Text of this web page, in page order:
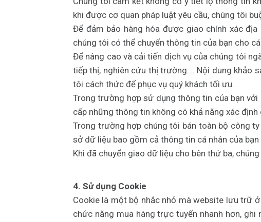
khi được cơ quan pháp luật yêu cầu, chúng tôi
Để đảm bảo hàng hóa được giao chính xác
chúng tôi có thể chuyển thông tin của bạn cho
Để nâng cao và cải tiến dịch vụ của chúng tôi
tiếp thị, nghiên cứu thị trường…. Nội dung khảo
tôi cách thức để phục vụ quý khách tối ưu.
Trong trường hợp sử dụng thông tin của bạn
cấp những thông tin không có khả năng xác định
Trong trường hợp chúng tôi bán toàn bộ công
sở dữ liệu bao gồm cả thông tin cá nhân của
Khi đã chuyển giao dữ liệu cho bên thứ ba,
4. Sử dụng Cookie
Cookie là một bộ nhắc nhỏ mà website lưu trữ
chức năng mua hàng trực tuyến nhanh hơn,